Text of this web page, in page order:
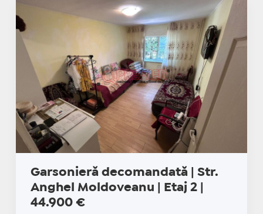
Garsonieră decomandată | Str.
Anghel Moldoveanu | Etaj 2 |
44.900 €